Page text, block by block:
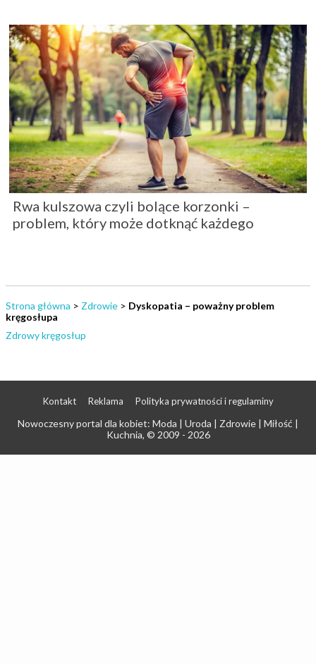
Rwa kulszowa czyli bolące korzonki –
problem, który może dotknąć każdego
Strona główna > Zdrowie > Dyskopatia – poważny problem
kręgosłupa
Zdrowy kręgosłup
Kontakt Reklama Polityka prywatności i regulaminy
Nowoczesny portal dla kobiet: Moda | Uroda | Zdrowie | Miłość |
Kuchnia, © 2009 - 2026